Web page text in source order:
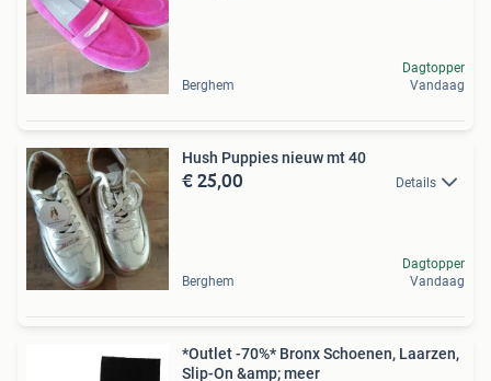
Berghem
Dagtopper
Vandaag
Hush Puppies nieuw mt 40
€ 25,00 Details
Berghem
Dagtopper
Vandaag
*Outlet -70%* Bronx Schoenen, Laarzen,
Slip-On &amp; meer